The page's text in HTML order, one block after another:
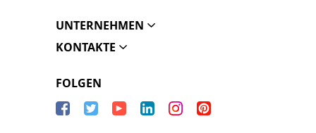
UNTERNEHMEN
KONTAKTE
FOLGEN